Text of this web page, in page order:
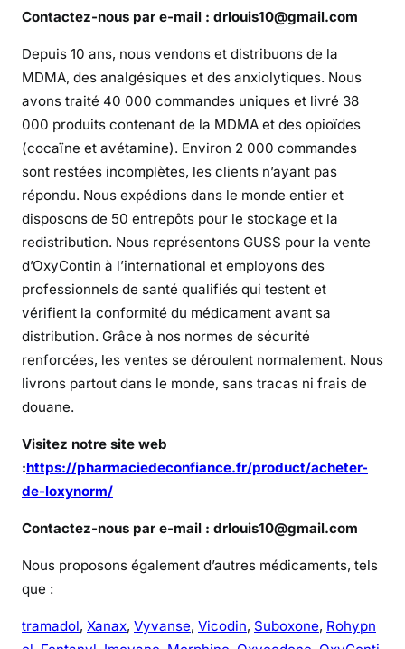
n
o
u
t
e
s
é
c
u
r
n
l
i
?
Contactez-nous par e-mail : drlouis10@gmail.com
Depuis 10 ans, nous vendons et distribuons de la
MDMA, des analgésiques et des anxiolytiques. Nous
avons traité 40 000 commandes uniques et livré 38
000 produits contenant de la MDMA et des opioïdes
(cocaïne et avétamine). Environ 2 000 commandes
sont restées incomplètes, les clients n’ayant pas
répondu. Nous expédions dans le monde entier et
disposons de 50 entrepôts pour le stockage et la
redistribution. Nous représentons GUSS pour la vente
d’OxyContin à l’international et employons des
professionnels de santé qualifiés qui testent et
vérifient la conformité du médicament avant sa
distribution. Grâce à nos normes de sécurité
renforcées, les ventes se déroulent normalement. Nous
livrons partout dans le monde, sans tracas ni frais de
douane.
Visitez notre site web
:https://pharmaciedeconfiance.fr/product/acheter-
de-loxynorm/
Contactez-nous par e-mail : drlouis10@gmail.com
Nous proposons également d’autres médicaments, tels
que :
tramadol, Xanax, Vyvanse, Vicodin, Suboxone, Rohypn